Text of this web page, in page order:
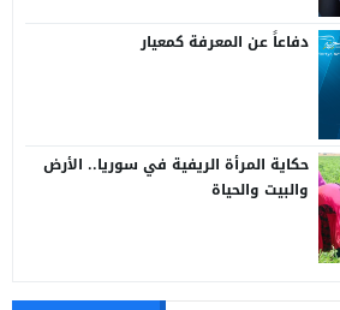
دفاعاً عن المعرفة كمعيار
حكاية المرأة الريفية في سوريا.. الأرض
والبيت والحياة